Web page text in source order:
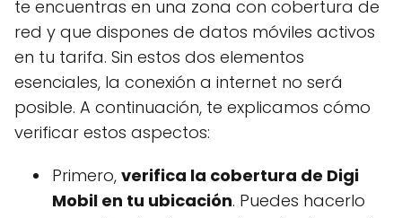
te encuentras en una zona con cobertura de
red y que dispones de datos móviles activos
en tu tarifa. Sin estos dos elementos
esenciales, la conexión a internet no será
posible. A continuación, te explicamos cómo
verificar estos aspectos:
Primero, verifica la cobertura de Digi
Mobil en tu ubicación. Puedes hacerlo